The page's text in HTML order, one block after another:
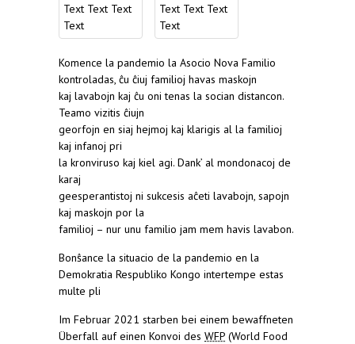
Text Text Text
Text
Text Text Text
Text
Komence la pandemio la Asocio Nova Familio
kontroladas, ĉu ĉiuj familioj havas maskojn
kaj lavabojn kaj ĉu oni tenas la socian distancon.
Teamo vizitis ĉiujn
georfojn en siaj hejmoj kaj klarigis al la familioj
kaj infanoj pri
la kronviruso kaj kiel agi. Dank’ al mondonacoj de
karaj
geesperantistoj ni sukcesis aĉeti lavabojn, sapojn
kaj maskojn por la
familioj – nur unu familio jam mem havis lavabon.
Bonŝance la situacio de la pandemio en la
Demokratia Respubliko Kongo intertempe estas
multe pli
Im Februar 2021 starben bei einem bewaffneten
Überfall auf einen Konvoi des WFP (World Food